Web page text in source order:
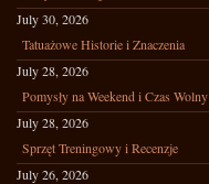
July 30, 2026
Tatuażowe Historie i Znaczenia
July 28, 2026
Pomysły na Weekend i Czas Wolny
July 28, 2026
Sprzęt Treningowy i Recenzje
July 26, 2026